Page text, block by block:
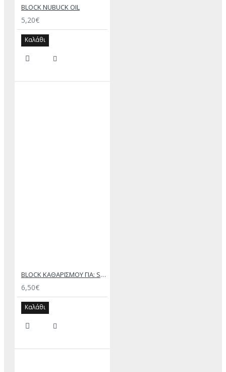
BLOCK NUBUCK OIL
5,20€
Καλάθι
BLOCK ΚΑΘΑΡΙΣΜΟΥ ΓΙΑ: SUEDE ΚΑΙ NUBUCK
6,50€
Καλάθι